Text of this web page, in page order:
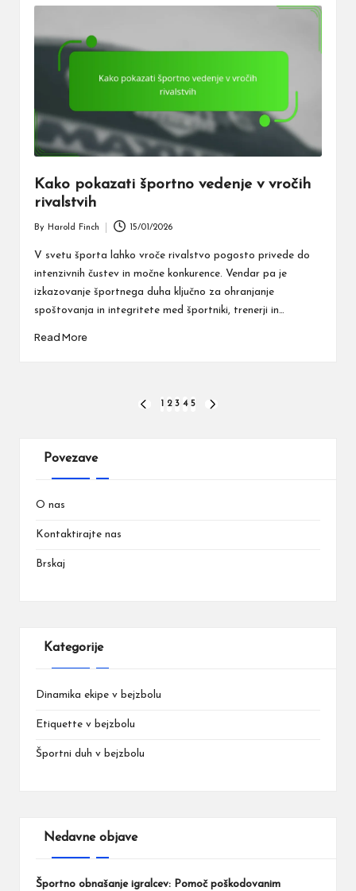
Kako pokazati športno vedenje v vročih
rivalstvih
by
By Harold Finch 15/01/2026
V svetu športa lahko vroče rivalstvo pogosto privede do
intenzivnih čustev in močne konkurence. Vendar pa je
izkazovanje športnega duha ključno za ohranjanje
spoštovanja in integritete med športniki, trenerji in…
Read More
PREVIOUS
2 3 4 5
Povezave
O nas
Kontaktirajte nas
Brskaj
Kategorije
Dinamika ekipe v bejzbolu
Etiquette v bejzbolu
Športni duh v bejzbolu
Nedavne objave
Športno obnašanje igralcev: Pomoč poškodovanim